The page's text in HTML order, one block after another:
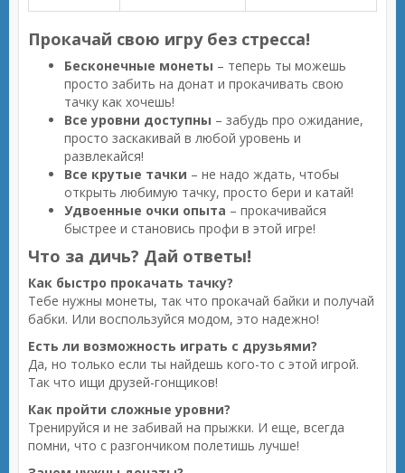
Прокачай свою игру без стресса!
Бесконечные монеты – теперь ты можешь
просто забить на донат и прокачивать свою
тачку как хочешь!
Все уровни доступны – забудь про ожидание,
просто заскакивай в любой уровень и
развлекайся!
Все крутые тачки – не надо ждать, чтобы
открыть любимую тачку, просто бери и катай!
Удвоенные очки опыта – прокачивайся
быстрее и становись профи в этой игре!
Что за дичь? Дай ответы!
Как быстро прокачать тачку?
Тебе нужны монеты, так что прокачай байки и получай
бабки. Или воспользуйся модом, это надежно!
Есть ли возможность играть с друзьями?
Да, но только если ты найдешь кого-то с этой игрой.
Так что ищи друзей-гонщиков!
Как пройти сложные уровни?
Тренируйся и не забивай на прыжки. И еще, всегда
помни, что с разгончиком полетишь лучше!